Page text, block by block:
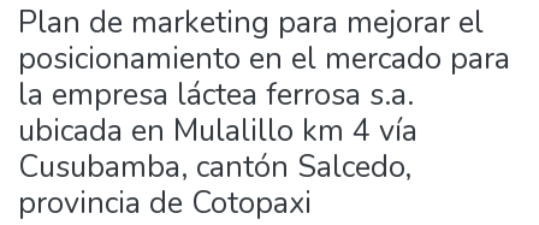
Plan de marketing para mejorar el
posicionamiento en el mercado para
la empresa láctea ferrosa s.a.
ubicada en Mulalillo km 4 vía
Cusubamba, cantón Salcedo,
provincia de Cotopaxi